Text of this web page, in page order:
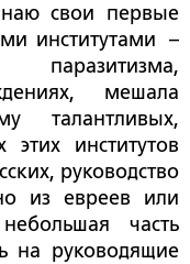
свои первые
институтами –
паразитизма,
мешала
талантливых,
институтов
руководство
из евреев или
часть
на руководящие